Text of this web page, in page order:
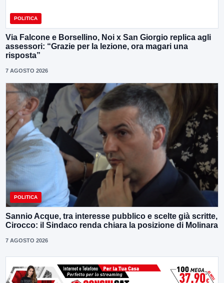
POLITICA
Via Falcone e Borsellino, Noi x San Giorgio replica agli
assessori: “Grazie per la lezione, ora magari una
risposta”
7 AGOSTO 2026
POLITICA
Sannio Acque, tra interesse pubblico e scelte già scritte,
Cirocco: il Sindaco renda chiara la posizione di Molinara
7 AGOSTO 2026